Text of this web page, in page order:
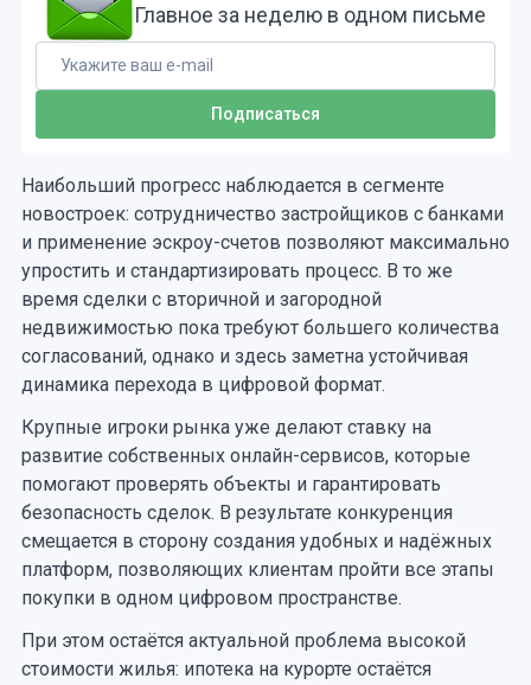
Главное за неделю в одном письме
Наибольший прогресс наблюдается в сегменте
новостроек: сотрудничество застройщиков с банками
и применение эскроу-счетов позволяют максимально
упростить и стандартизировать процесс. В то же
время сделки с вторичной и загородной
недвижимостью пока требуют большего количества
согласований, однако и здесь заметна устойчивая
динамика перехода в цифровой формат.
Крупные игроки рынка уже делают ставку на
развитие собственных онлайн-сервисов, которые
помогают проверять объекты и гарантировать
безопасность сделок. В результате конкуренция
смещается в сторону создания удобных и надёжных
платформ, позволяющих клиентам пройти все этапы
покупки в одном цифровом пространстве.
При этом остаётся актуальной проблема высокой
стоимости жилья: ипотека на курорте остаётся